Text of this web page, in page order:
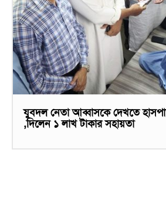
যুবদল নেতা আব্বাসকে দেখতে
,দিলেন ১ লাখ টাকার সহায়তা